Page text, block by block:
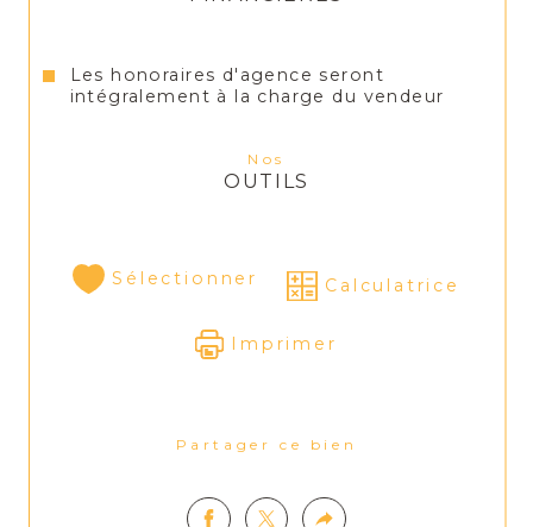
Proche toutes commodités
Pour tout renseignement ou visite
Les honoraires d'agence seront
intégralement à la charge du vendeur
Nos
OUTILS
Sélectionner Calculatrice
Imprimer
Partager ce bien